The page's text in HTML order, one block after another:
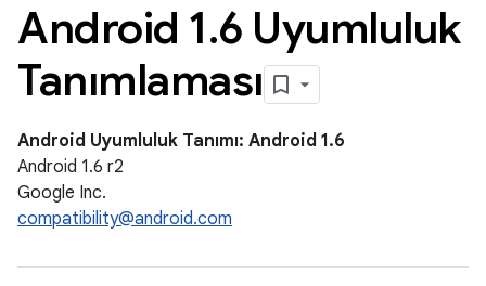
Android 1.6 Uyumluluk
Tanımlaması
Android Uyumluluk Tanımı: Android 1.6
Android 1.6 r2
Google Inc.
compatibility@android.com